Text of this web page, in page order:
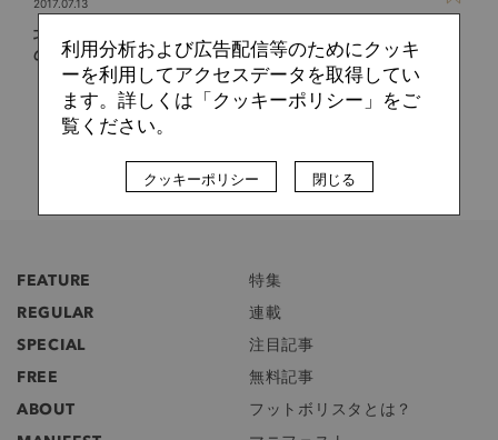
2017.07.13
北朝鮮の俊英ハン・クァンソン。国籍に翻弄されるカルチョ
の新星
FEATURE
特集
REGULAR
連載
SPECIAL
注目記事
FREE
無料記事
ABOUT
フットボリスタとは？
利用分析および広告配信等のためにクッキ
ーを利用してアクセスデータを取得してい
ます。詳しくは「クッキーポリシー」をご
覧ください。
クッキーポリシー 閉じる